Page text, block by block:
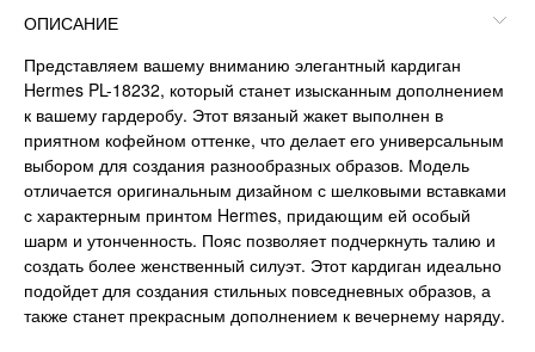
ОПИСАНИЕ
Представляем вашему вниманию элегантный кардиган
Hermes PL-18232, который станет изысканным дополнением
к вашему гардеробу. Этот вязаный жакет выполнен в
приятном кофейном оттенке, что делает его универсальным
выбором для создания разнообразных образов. Модель
отличается оригинальным дизайном с шелковыми вставками
с характерным принтом Hermes, придающим ей особый
шарм и утонченность. Пояс позволяет подчеркнуть талию и
создать более женственный силуэт. Этот кардиган идеально
подойдет для создания стильных повседневных образов, а
также станет прекрасным дополнением к вечернему наряду.